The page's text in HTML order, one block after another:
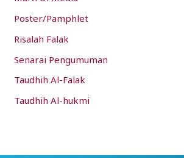
Poster/Pamphlet
Risalah Falak
Senarai Pengumuman
Taudhih Al-Falak
Taudhih Al-hukmi